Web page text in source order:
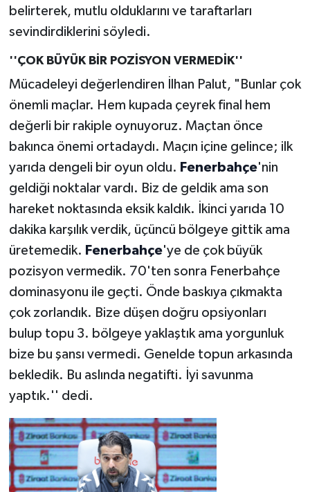
belirterek, mutlu olduklarını ve taraftarları
sevindirdiklerini söyledi.
''ÇOK BÜYÜK BİR POZİSYON VERMEDİK''
Mücadeleyi değerlendiren İlhan Palut, "Bunlar çok
önemli maçlar. Hem kupada çeyrek final hem
değerli bir rakiple oynuyoruz. Maçtan önce
bakınca önemi ortadaydı. Maçın içine gelince; ilk
yarıda dengeli bir oyun oldu. Fenerbahçe'nin
geldiği noktalar vardı. Biz de geldik ama son
hareket noktasında eksik kaldık. İkinci yarıda 10
dakika karşılık verdik, üçüncü bölgeye gittik ama
üretemedik. Fenerbahçe'ye de çok büyük
pozisyon vermedik. 70'ten sonra Fenerbahçe
dominasyonu ile geçti. Önde baskıya çıkmakta
çok zorlandık. Bize düşen doğru opsiyonları
bulup topu 3. bölgeye yaklaştık ama yorgunluk
bize bu şansı vermedi. Genelde topun arkasında
bekledik. Bu aslında negatifti. İyi savunma
yaptık.'' dedi.